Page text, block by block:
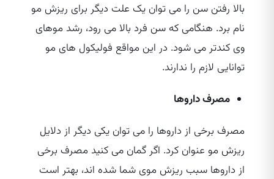
بالا رفتن سن را می‌ توان یک علت دیگر برای ریزش مو
نام برد. هنگامی که سن فرد بالا می‌ رود، رشد موهای
وی کندتر می‌ شود. در این مواقع فولیکول‌ های مو
توانایی لازم را ندارند.
مصرف داروها
مصرف برخی از داروها را می‌ توان یکی دیگر از دلایل
ریزش مو عنوان کرد. اگر گمان می‌ کنید مصرف برخی
از داروها سبب ریزش موی شما شده‌ اند، بهتر است